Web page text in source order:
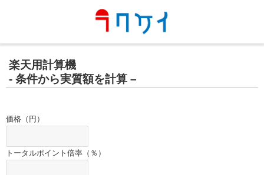
楽天用計算機
‐ 条件から実質額を計算 –
価格（円）
トータルポイント倍率（％）